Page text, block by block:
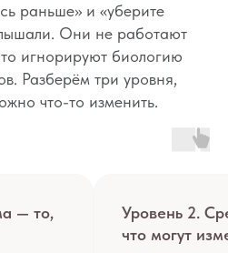
раньше» и «уберите
Они не работают
игнорируют биологию
Разберём три уровня,
что-то изменить.
— то,
Уровень 2.
что могут
Ольга
с 10:00 до
011-73-03
o-sne.online